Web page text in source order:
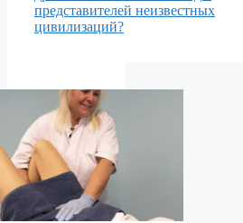
представителей неизвестных
цивилизаций?